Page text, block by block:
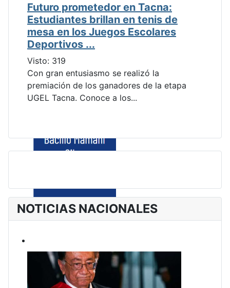
Futuro prometedor en Tacna:
Estudiantes brillan en tenis de
mesa en los Juegos Escolares
Deportivos ...
Visto: 319
Con gran entusiasmo se realizó la
premiación de los ganadores de la etapa
UGEL Tacna. Conoce a los...
NOTICIAS NACIONALES